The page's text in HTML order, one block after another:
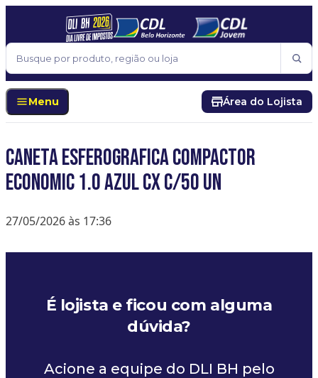
Pular para o conteúdo
Buscar
Menu Área do Lojista
CANETA ESFEROGRAFICA COMPACTOR
ECONOMIC 1.0 AZUL CX C/50 UN
27/05/2026 às 17:36
É lojista e ficou com alguma
dúvida?
Acione a equipe do DLI BH pelo